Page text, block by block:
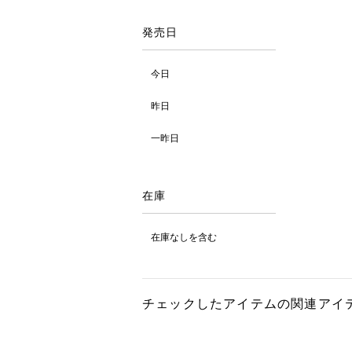
発売日
今日
昨日
一昨日
在庫
在庫なしを含む
チェックしたアイテムの関連アイ